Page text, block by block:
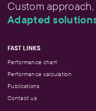
Custom approach,
Adapted
FAST LINKS
Performance chart
Performance calculation
Publications
Contact us